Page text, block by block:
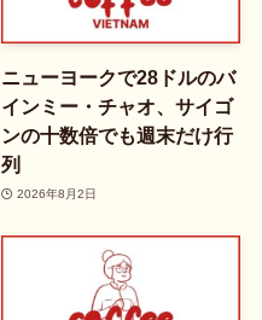
ニューヨークで28ドルのバ
インミー・チャオ、サイゴ
ンの十数倍でも週末だけ行
列
2026年8月2日